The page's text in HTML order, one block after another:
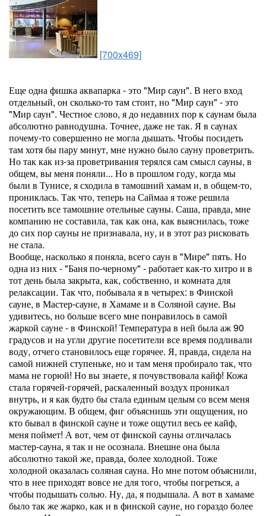
[700x469]
Еще одна фишка аквапарка - это "Мир саун". В него вход
отдельный, он сколько-то там стоит, но "Мир саун" - это
"Мир саун". Честное слово, я до недавних пор к саунам была
абсолютно равнодушна. Точнее, даже не так. Я в саунах
почему-то совершенно не могла дышать. Чтобы посидеть
там хотя бы пару минут, мне нужно было сауну проветрить.
Но так как из-за проветривания терялся сам смысл сауны, в
общем, вы меня поняли... Но в прошлом году, когда мы
были в Тунисе, я сходила в тамошний хамам и, в общем-то,
прониклась. Так что, теперь на Саймаа я тоже решила
посетить все тамошние отельные сауны. Саша, правда, мне
компанию не составила, так как она, как выяснилась, тоже
до сих пор сауны не признавала, ну, и в этот раз рисковать
не стала.
Вообще, насколько я поняла, всего саун в "Мире" пять. Но
одна из них - "Баня по-черному" - работает как-то хитро и в
тот день была закрыта, как, собственно, и комната для
релаксации. Так что, побывала я в четырех: в Финской
сауне, в Мастер-сауне, в Хамаме и в Соляной сауне. Вы
удивитесь, но больше всего мне понравилось в самой
жаркой сауне - в Финской! Температура в ней была аж 90
градусов и на угли другие посетители все время подливали
воду, отчего становилось еще горячее. Я, правда, сидела на
самой нижней ступеньке, но и там меня пробирало так, что
мама не горюй! Но вы знаете, я почувствовала кайф! Кожа
стала горячей-горячей, раскаленный воздух проникал
внутрь, и я как будто бы стала единым целым со всем меня
окружающим. В общем, фиг объяснишь эти ощущения, но
кто бывал в финской сауне и тоже ощутил весь ее кайф,
меня поймет! А вот, чем от финской сауны отличалась
мастер-сауна, я так и не осознала. Внешне она была
абсолютно такой же, правда, более холодной. Тоже
холодной оказалась соляная сауна. Но мне потом объяснили,
что в нее приходят вовсе не для того, чтобы погреться, а
чтобы подышать солью. Ну, да, я подышала. А вот в хамаме
было так же жарко, как и в финской сауне, но гораздо более